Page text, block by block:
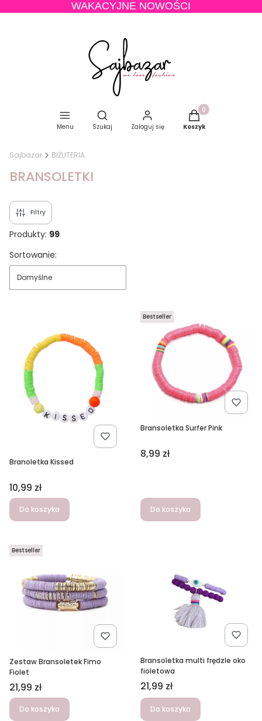
WAKACYJNE NOWOŚCI
Menu
Otwórz wyszukiwarkę
Szukaj Zaloguj się
Produkty w
Koszyk
Sajbazar BIŻUTERIA
BRANSOLETKI
Filtry
Produkty: 99
Lista produktów
Sortowanie:
Domyślne
Branoletka Kissed
Cena
10,99 zł
Do koszyka
Bestseller
Bransoletka Surfer Pink
Cena
8,99 zł
Do koszyka
Bestseller
Zestaw Bransoletek Fimo
Fiolet
Cena
21,99 zł
Do koszyka
Bransoletka multi frędzle oko
fioletowa
Cena
21,99 zł
Do koszyka